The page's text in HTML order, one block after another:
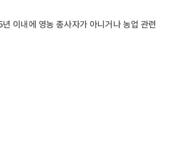
이내에 영농 종사자가 아니거나 농업 관련